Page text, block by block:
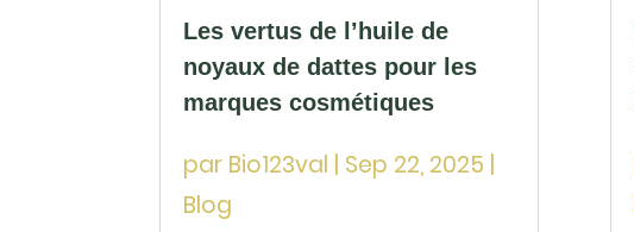
Les vertus de l’huile de
noyaux de dattes pour les
marques cosmétiques
par Bio123val | Sep 22, 2025 |
Blog